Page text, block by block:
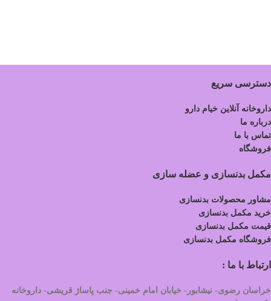
دسترسی سریع
داروخانه آنلاین خیام دارو
درباره ما
تماس با ما
فروشگاه
مکمل بدنسازی و عضله سازی
مشاور محصولات بدنسازی
خرید مکمل بدنسازی
قیمت مکمل بدنسازی
فروشگاه مکمل بدنسازی
ارتباط با ما :
خراسان رضوی- نیشابور- خیابان امام خمینی- جنب پاساژ قریشی- داروخانه